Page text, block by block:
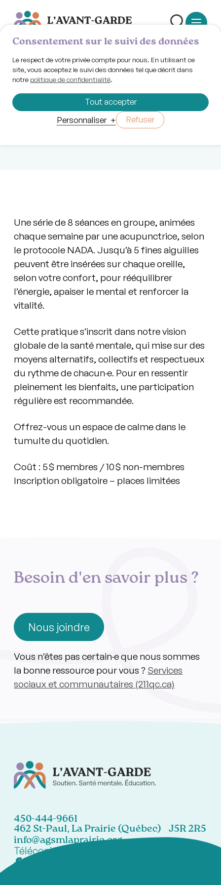
Mercredi 9 avril 2025 | 11h30
Acupuncture
sociale
Une série de 8 séances en groupe, animées
chaque semaine par une acupunctrice, selon
le protocole NADA. Jusqu’à 5 fines aiguilles
peuvent être insérées sur chaque oreille,
selon votre confort, pour rééquilibrer
l’énergie, apaiser le mental et renforcer la
vitalité.
Cette pratique s’inscrit dans notre vision
globale de la santé mentale, qui mise sur des
moyens alternatifs, collectifs et respectueux
du rythme de chacun·e. Pour en ressentir
pleinement les bienfaits, une participation
régulière est recommandée.
Offrez-vous un espace de calme dans le
tumulte du quotidien.
Coût : 5 $ membres / 10 $ non-membres
Inscription obligatoire – places limitées
Besoin d'en savoir plus ?
Nous joindre
Vous n’êtes pas certain·e que nous sommes
la bonne ressource pour vous ? Services
sociaux et communautaires (211qc.ca)
450-444-9661
462 St-Paul, La Prairie (Québec) J5R 2R5
info@agsmlaprairie.org
Télécopieur:
Consentement sur le suivi des données
Le respect de votre privée compte pour nous. En utilisant ce
site, vous acceptez le suivi des données tel que décrit dans
notre politique de confidentialité.
Personnaliser + Refuser
Tout accepter